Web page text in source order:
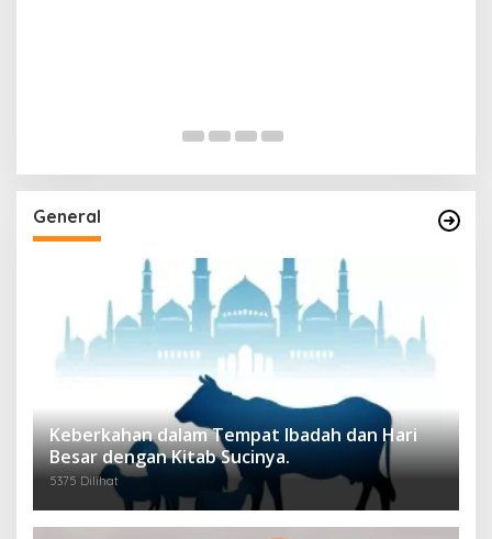
General
Keberkahan dalam Tempat Ibadah dan Hari
Besar dengan Kitab Sucinya.
5375 Dilihat